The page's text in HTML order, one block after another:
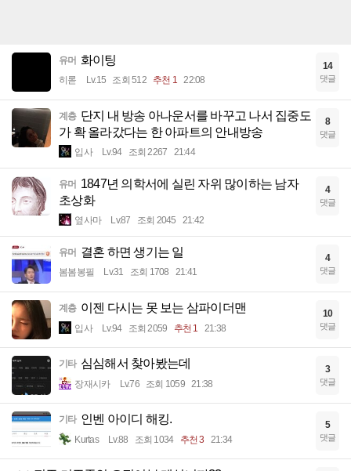
유머 화이팅
히롣 Lv.15 조회 512 추천 1 22:08
14
댓글
계층 단지 내 방송 아나운서를 바꾸고 나서 집중도
가 확 올라갔다는 한 아파트의 안내방송
입사 Lv.94 조회 2267 21:44
8
댓글
유머 1847년 의학서에 실린 자위 많이하는 남자
초상화
옆사마 Lv.87 조회 2045 21:42
4
댓글
유머 결혼 하면 생기는 일
봄봄봉필 Lv.31 조회 1708 21:41
4
댓글
계층 이젠 다시는 못 보는 삼파이더맨
입사 Lv.94 조회 2059 추천 1 21:38
10
댓글
기타 심심해서 찾아봤는데
장재시카 Lv.76 조회 1059 21:38
3
댓글
기타 인벤 아이디 해킹.
Kurtas Lv.88 조회 1034 추천 3 21:34
5
댓글